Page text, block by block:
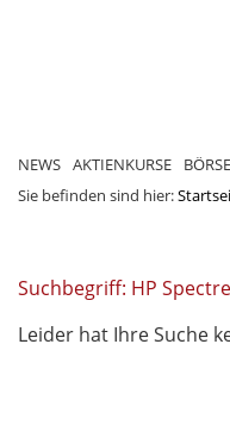
NEWS AKTIENKURSE BÖRSE
Sie befinden sind hier:
Suchbegriff: HP
Leider hat Ihre Suche